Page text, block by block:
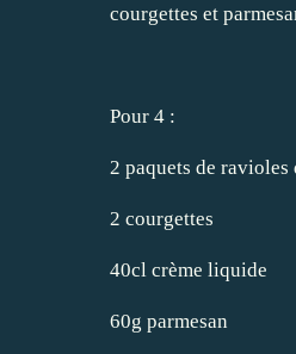
courgettes et
Pour 4 :
2 paquets de ravioles
2 courgettes
40cl crème liquide
60g parmesan